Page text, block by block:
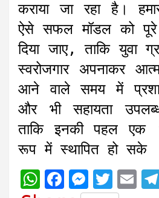
कराया जा रहा है।
ऐसे सफल मॉडल को पूरे
दिया जाए, ताकि युवा
स्वरोजगार अपनाकर
आने वाले समय में
और भी सहायता
ताकि इनकी पहल एक
रूप में स्थापित हो सके
W
F
M
T
E